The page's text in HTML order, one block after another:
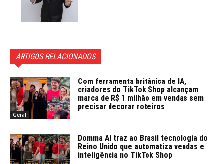
ARTIGOS RELACIONADOS
Geral
Com ferramenta britânica de IA,
criadores do TikTok Shop alcançam
marca de R$ 1 milhão em vendas sem
precisar decorar roteiros
Domma AI traz ao Brasil tecnologia do
Reino Unido que automatiza vendas e
inteligência no TikTok Shop